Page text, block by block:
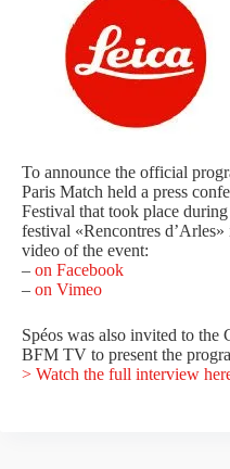
To announce the official
Paris Match held a press
Festival that took place
festival «Rencontres
video of the event:
– on Facebook
– on Vimeo
Spéos was also invited to
BFM TV to present the
> Watch the full interview